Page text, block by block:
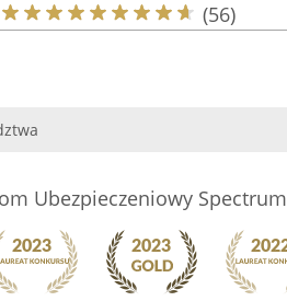
(56)
Ubezpieczeniowy Spectrum